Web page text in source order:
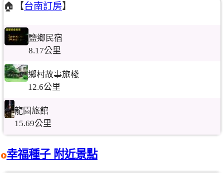
🏠【台南訂房】
鹽鄉民宿
8.17公里
鄉村故事旅棧
12.6公里
龍園旅館
15.69公里
幸福種子 附近景點